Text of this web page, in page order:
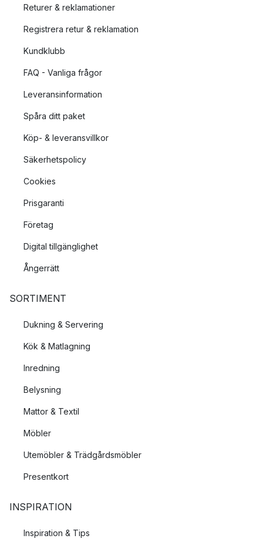
Returer & reklamationer
Registrera retur & reklamation
Kundklubb
FAQ - Vanliga frågor
Leveransinformation
Spåra ditt paket
Köp- & leveransvillkor
Säkerhetspolicy
Cookies
Prisgaranti
Företag
Digital tillgänglighet
Ångerrätt
SORTIMENT
Dukning & Servering
Kök & Matlagning
Inredning
Belysning
Mattor & Textil
Möbler
Utemöbler & Trädgårdsmöbler
Presentkort
INSPIRATION
Inspiration & Tips